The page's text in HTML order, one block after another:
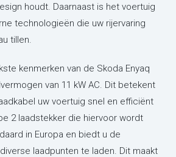
houdt. Daarnaast is het voertuig
technologieën die uw rijervaring
tillen.
kenmerken van de Skoda Enyaq
van 11 kW AC. Dit betekent
uw voertuig snel en efficiënt
2 laadstekker die hiervoor wordt
in Europa en biedt u de
laadpunten te laden. Dit maakt